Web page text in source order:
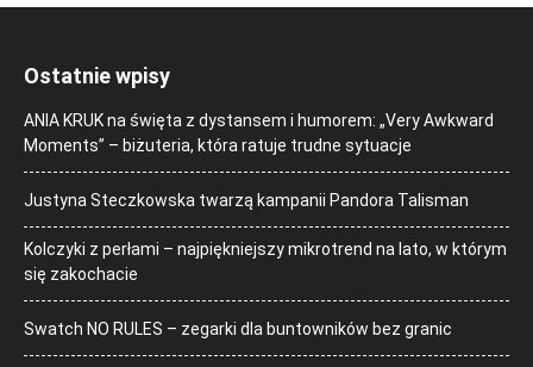
Ostatnie wpisy
ANIA KRUK na święta z dystansem i humorem: „Very Awkward
Moments” – biżuteria, która ratuje trudne sytuacje
Justyna Steczkowska twarzą kampanii Pandora Talisman
Kolczyki z perłami – najpiękniejszy mikrotrend na lato, w którym
się zakochacie
Swatch NO RULES – zegarki dla buntowników bez granic